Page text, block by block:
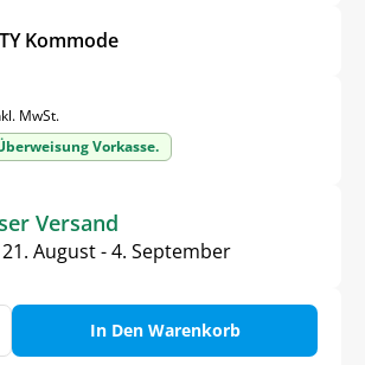
Kommode
MwSt.
Vorkasse.
Versand
21. August - 4. September
In Den Warenkorb